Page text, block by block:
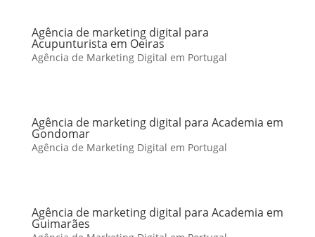
Agência de marketing digital para
Acupunturista em Oeiras
Agência de Marketing Digital em Portugal
Agência de marketing digital para Academia em
Gondomar
Agência de Marketing Digital em Portugal
Agência de marketing digital para Academia em
Guimarães